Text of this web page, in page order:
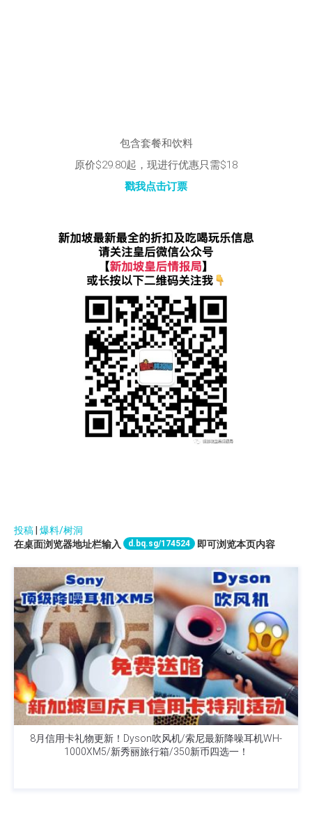
包含套餐和饮料
原价$29.80起，现进行优惠只需$18
戳我点击订票
投稿 爆料/树洞
在桌面浏览器地址栏输入
d.bq.sg/174524 即可浏览本页内容
8月信用卡礼物更新！Dyson吹风机/索尼最新降噪耳机WH-
1000XM5/新秀丽旅行箱/350新币四选一！